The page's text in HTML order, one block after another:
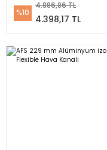
%10
4.886,86 TL
4.398,17 TL